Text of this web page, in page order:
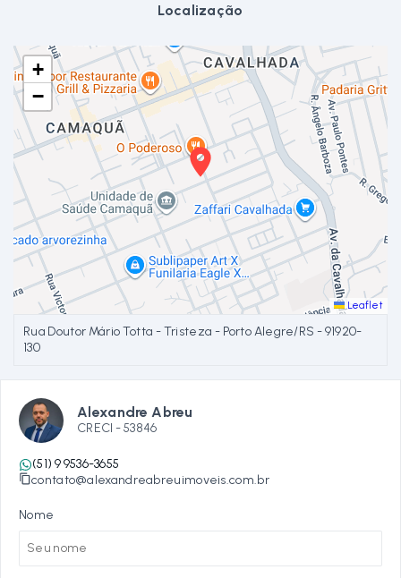
Localização
+
−
Leaflet
Rua Doutor Mário Totta - Tristeza - Porto Alegre/RS - 91920-
130
Alexandre Abreu
CRECI -53846
(51) 9 9536-3655
contato@alexandreabreuimoveis.com.br
Nome